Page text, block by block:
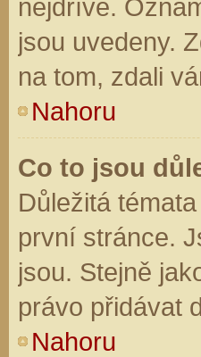
nejdříve.
jsou uvedeny.
na tom, zdali
Nahoru
Co to jsou
Důležitá
první stránce.
jsou. Stejně
právo přidávat
Nahoru